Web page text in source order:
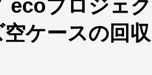
ecoプロジェ
ケースの回